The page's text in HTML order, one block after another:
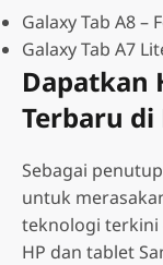
Galaxy Tab A8 –
Galaxy Tab A7
Dapatkan
Terbaru
Sebagai
untuk
teknologi terkini
HP dan tablet